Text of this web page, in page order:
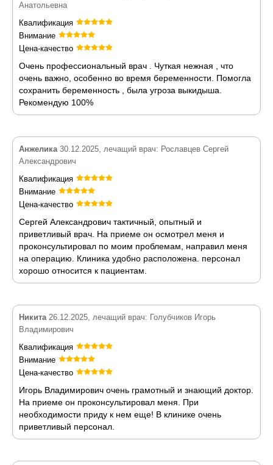
Анатольевна
Квалификация
Внимание
Цена-качество
Очень профессиональный врач . Чуткая нежная , что
очень важно, особенно во время беременности. Помогла
сохранить беременность , была угроза выкидыша.
Рекомендую 100%
Анжелика30.12.2025, лечащий врач: Рославцев Сергей
Александрович
Квалификация
Внимание
Цена-качество
Сергей Александрович тактичный, опытный и
приветливый врач. На приеме он осмотрел меня и
проконсультировал по моим проблемам, направил меня
на операцию. Клиника удобно расположена. персонал
хорошо относится к пациентам.
Никита26.12.2025, лечащий врач: Голубчиков Игорь
Владимирович
Квалификация
Внимание
Цена-качество
Игорь Владимирович очень грамотный и знающий доктор.
На приеме он проконсультировал меня. При
необходимости приду к нем еще! В клинике очень
приветливый персонал.